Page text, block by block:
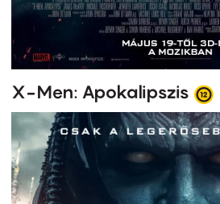
X-Men: Apokalipszis